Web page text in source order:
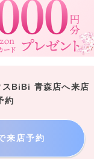
スBiBi 青森店へ来店
約
来店予約